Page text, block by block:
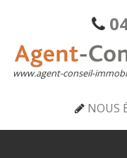
www.agent-conseil-
NOUS